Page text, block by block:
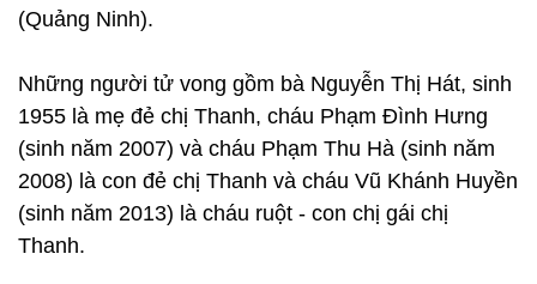
(Quảng Ninh).
Những người tử vong gồm​ bà Nguyễn Thị Hát, sinh
1955 là mẹ đẻ chị Thanh, cháu Phạm Đình Hưng
(sinh năm 2007) và cháu Phạm Thu Hà (sinh năm
2008) là con đẻ chị Thanh và cháu Vũ Khánh Huyền
(sinh năm 2013) là cháu ruột - con chị gái chị
Thanh.